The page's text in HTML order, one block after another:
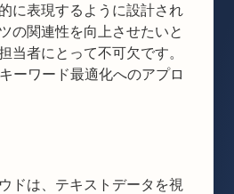
に表現するように設計され
の関連性を向上させたいと
者にとって不可欠です。
ーワード最適化へのアプロ
ドは、テキストデータを視